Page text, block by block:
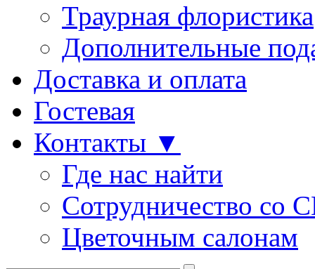
Траурная флористика
Дополнительные
Доставка и оплата
Гостевая
Контакты ▼
Где нас найти
Сотрудничество со
Цветочным салонам